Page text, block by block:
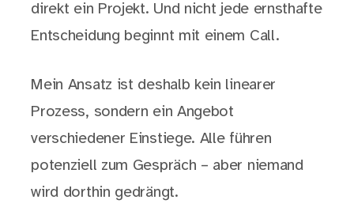
direkt ein Projekt. Und nicht jede ernsthafte
Entscheidung beginnt mit einem Call.
Mein Ansatz ist deshalb kein linearer
Prozess, sondern ein Angebot
verschiedener Einstiege. Alle führen
potenziell zum Gespräch – aber niemand
wird dorthin gedrängt.